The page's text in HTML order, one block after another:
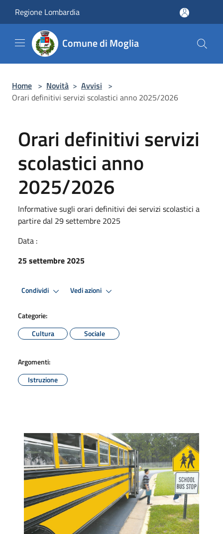
Regione Lombardia
Comune di Moglia
Home > Novità > Avvisi >
Orari definitivi servizi scolastici anno 2025/2026
Orari definitivi servizi
scolastici anno
2025/2026
Informative sugli orari definitivi dei servizi scolastici a
partire dal 29 settembre 2025
Data :
25 settembre 2025
Condividi Vedi azioni
Categorie:
Cultura
Sociale
Argomenti:
Istruzione